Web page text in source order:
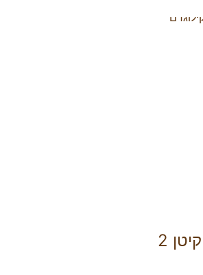
פרסטיז חתולים קיטן 2